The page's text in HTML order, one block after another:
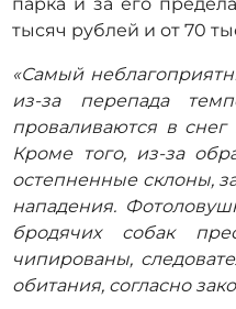
тысяч рублей и от 70
«Самый
из-за перепада
проваливаются в
Кроме того, из-за
остепненные склоны,
нападения.
бродячих собак
чипированы,
обитания, согласно